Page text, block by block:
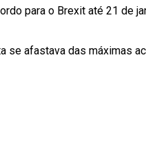
para o Brexit até 21 de
se afastava das máximas